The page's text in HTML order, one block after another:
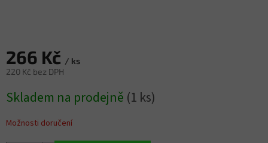
266 Kč / ks
220 Kč bez DPH
cena:
Skladem na prodejně (1 ks)
Možnosti doručení